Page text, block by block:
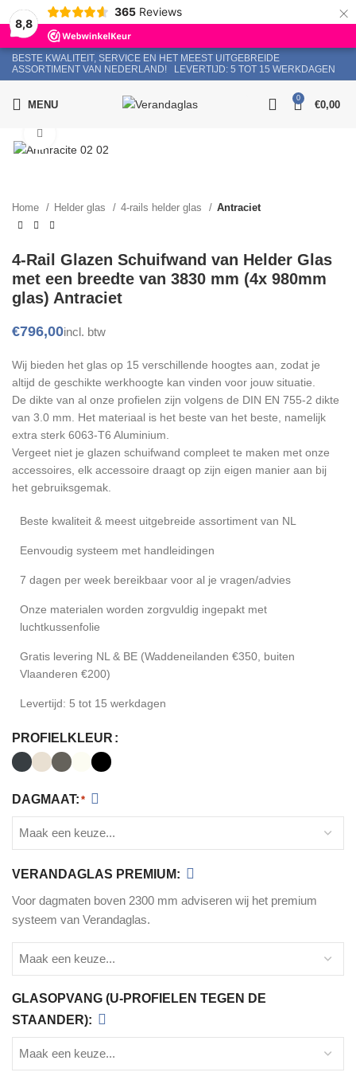
8,8
365 Reviews ×
BESTE KWALITEIT, SERVICE EN HET MEEST UITGEBREIDE
ASSORTIMENT VAN NEDERLAND!
LEVERTIJD: 5 TOT 15 WERKDAGEN
MENU
0
€0,00
Home Helder glas 4-rails helder glas Antraciet
4-Rail Glazen Schuifwand van Helder Glas
met een breedte van 3830 mm (4x 980mm
glas) Antraciet
€
Wij bieden het glas op 15 verschillende hoogtes aan, zodat je
altijd de geschikte werkhoogte kan vinden voor jouw situatie.
De dikte van al onze profielen zijn volgens de DIN EN 755-2 dikte
van 3.0 mm. Het materiaal is het beste van het beste, namelijk
extra sterk 6063-T6 Aluminium.
Vergeet niet je glazen schuifwand compleet te maken met onze
accessoires, elk accessoire draagt op zijn eigen manier aan bij
het gebruiksgemak.
Beste kwaliteit & meest uitgebreide assortiment van NL
Eenvoudig systeem met handleidingen
7 dagen per week bereikbaar voor al je vragen/advies
Onze materialen worden zorgvuldig ingepakt met
luchtkussenfolie
Gratis levering NL & BE (Waddeneilanden €350, buiten
Vlaanderen €200)
Levertijd: 5 tot 15 werkdagen
PROFIELKLEUR
DAGMAAT: *
VERANDAGLAS PREMIUM:
Voor dagmaten boven 2300 mm adviseren wij het premium
systeem van Verandaglas.
GLASOPVANG (U-PROFIELEN TEGEN DE
STAANDER):